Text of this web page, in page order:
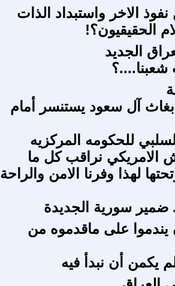
نفوذ الاخر واستبداد الذات
الحقيقيون؟!
الجديد
بغاث آل سعود يستنسر أمام
للحكومه المركزيه
الامريكي نراقب كل ما
لهذا وفرنا الامن والراحة
ضمير سورية الجديدة
يندموا على ماقدموه من
يكمن أن نبدأ فيه